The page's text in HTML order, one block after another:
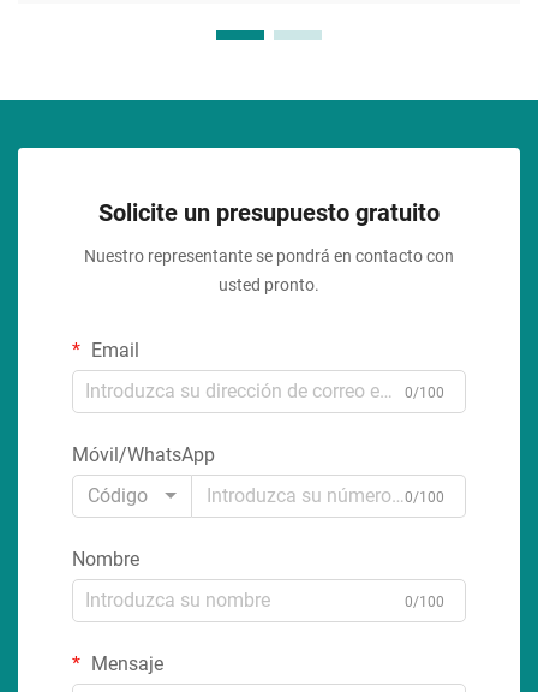
Solicite un presupuesto gratuito
Nuestro representante se pondrá en contacto con
usted pronto.
Email
0/100
Móvil/WhatsApp
Código
0/100
Nombre
0/100
Mensaje